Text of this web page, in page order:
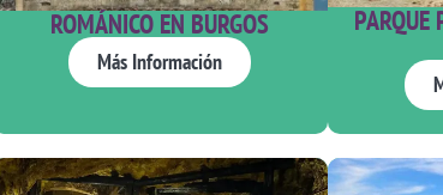
ROMÁNICO EN BURGOS
Más Información
PARQUE